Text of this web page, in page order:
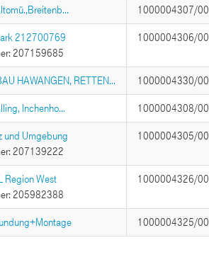
1000004307/
212700769
207159685
1000004306/
HAWANGEN, RETTEN... 1000004330/
Inchenho... 1000004308/
und Umgebung
207139222
1000004305/
Region West
205982388
1000004326/
1000004325/